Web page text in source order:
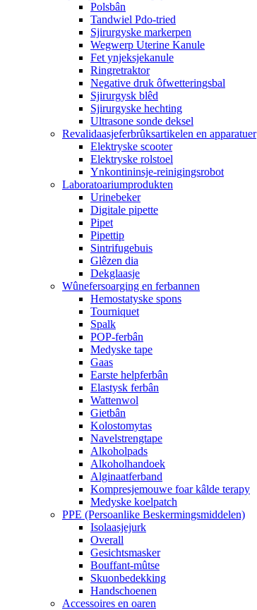
Polsbân
Tandwiel Pdo-tried
Sjirurgyske markerpen
Wegwerp Uterine Kanule
Fet ynjeksjekanule
Ringretraktor
Negative druk ôfwetteringsbal
Sjirurgysk blêd
Sjirurgyske hechting
Ultrasone sonde deksel
Revalidaasjeferbrûksartikelen en apparatuer
Elektryske scooter
Elektryske rolstoel
Ynkontininsje-reinigingsrobot
Laboratoariumprodukten
Urinebeker
Digitale pipette
Pipet
Pipettip
Sintrifugebuis
Glêzen dia
Dekglaasje
Wûnefersoarging en ferbannen
Hemostatyske spons
Tourniquet
Spalk
POP-ferbân
Medyske tape
Gaas
Earste helpferbân
Elastysk ferbân
Wattenwol
Gietbân
Kolostomytas
Navelstrengtape
Alkoholpads
Alkoholhandoek
Alginaatferband
Kompresjemouwe foar kâlde terapy
Medyske koelpatch
PPE (Persoanlike Beskermingsmiddelen)
Isolaasjejurk
Overall
Gesichtsmasker
Bouffant-mûtse
Skuonbedekking
Handschoenen
Accessoires en oaren